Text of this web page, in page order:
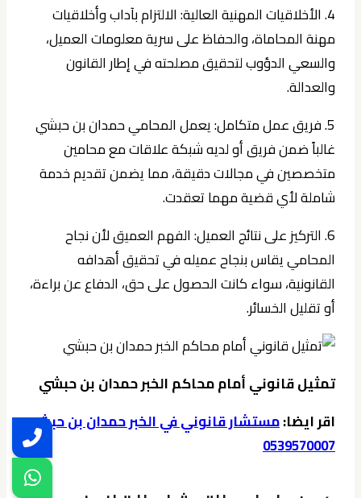
4. الأخلاقيات المهنية العالية:
الالتزام بآداب وأخلاقيات
مهنة المحاماة، والحفاظ على سرية معلومات العميل،
والسعي الدؤوب لتحقيق مصلحته في إطار القانون
والعدالة.
5. فريق عمل متكامل:
يعمل المحامي حمدان بن حبشي
غالباً ضمن فريق أو لديه شبكة علاقات مع محامين
متخصصين في مجالات دقيقة، مما يضمن تقديم خدمة
شاملة لأي قضية مهما تعقدت.
6. التركيز على نتائج العميل:
الفهم العميق لأن نجاح
المحامي يقاس بنجاح عميله في تحقيق أهدافه
القانونية، سواء كانت الحصول على حق، الدفاع عن براءة،
أو تقليل الخسائر.
تمثيل قانوني أمام محاكم الخبر حمدان بن حبشي
اقر ايضا:مستشار قانوني في الخبر حمدان بن حبشي
0539570007